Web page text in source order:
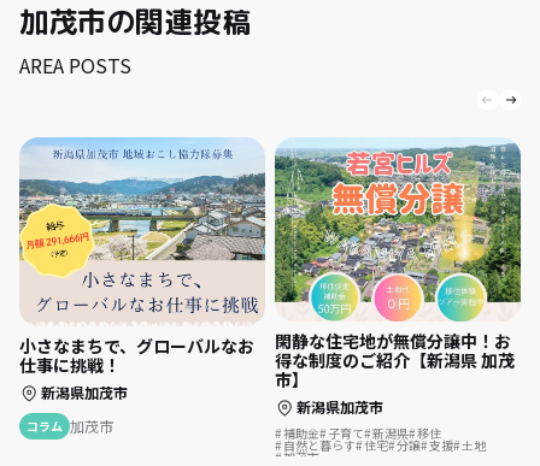
加茂市の関連投稿
AREA POSTS
小さなまちで、グローバルなお
仕事に挑戦！
新潟県加茂市
コラム 加茂市
閑静な住宅地が無償分譲中！お
得な制度のご紹介【新潟県 加茂
市】
新潟県加茂市
補助金 子育て 新潟県 移住
自然と暮らす 住宅 分譲 支援 土地
加茂市